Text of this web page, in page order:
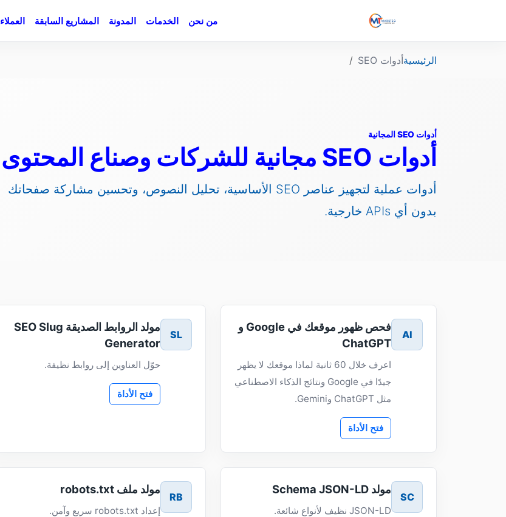
من نحن الخدمات المدونة المشاريع السابقة العملاء
الرئيسيةأدوات SEO
أدوات SEO المجانية
أدوات SEO مجانية للشركات وصناع المحتوى
أدوات عملية لتجهيز عناصر SEO الأساسية، تحليل النصوص، وتحسين مشاركة صفحاتك
بدون أي APIs خارجية.
AI
فحص ظهور موقعك في Google و
ChatGPT
اعرف خلال 60 ثانية لماذا موقعك لا يظهر
جيدًا في Google ونتائج الذكاء الاصطناعي
مثل ChatGPT وGemini.
فتح الأداة
SL
مولد الروابط الصديقة SEO Slug
Generator
حوّل العناوين إلى روابط نظيفة.
فتح الأداة
SC
مولد Schema JSON-LD
JSON-LD نظيف لأنواع شائعة.
RB
مولد ملف robots.txt
إعداد robots.txt سريع وآمن.